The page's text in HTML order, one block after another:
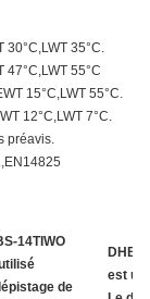
35°C.
47°C,LWT 55°C
15°C,LWT 55°C.
12°C,LWT 7°C.
préavis.
14TIWO
de
est